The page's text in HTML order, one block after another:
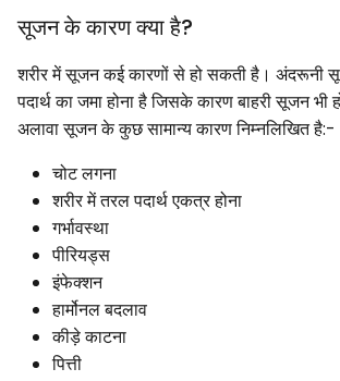
सूजन के कारण क्या है?
शरीर में सूजन कई कारणों से हो सकती है। अंदरूनी
पदार्थ का जमा होना है जिसके कारण बाहरी सूजन
अलावा सूजन के कुछ सामान्य कारण निम्नलिखित है:-
चोट लगना
शरीर में तरल पदार्थ एकत्र होना
गर्भावस्था
पीरियड्स
इंफेक्शन
हार्मोनल बदलाव
कीड़े काटना
पित्ती